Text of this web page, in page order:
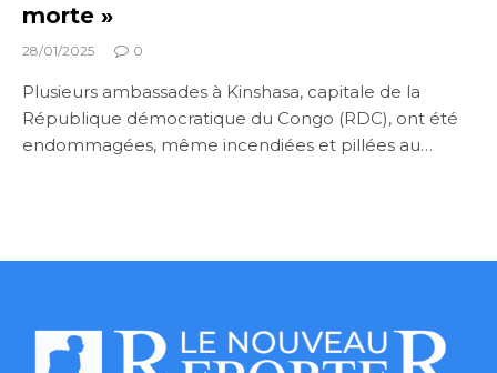
morte »
28/01/2025 0
Plusieurs ambassades à Kinshasa, capitale de la
République démocratique du Congo (RDC), ont été
endommagées, même incendiées et pillées au…